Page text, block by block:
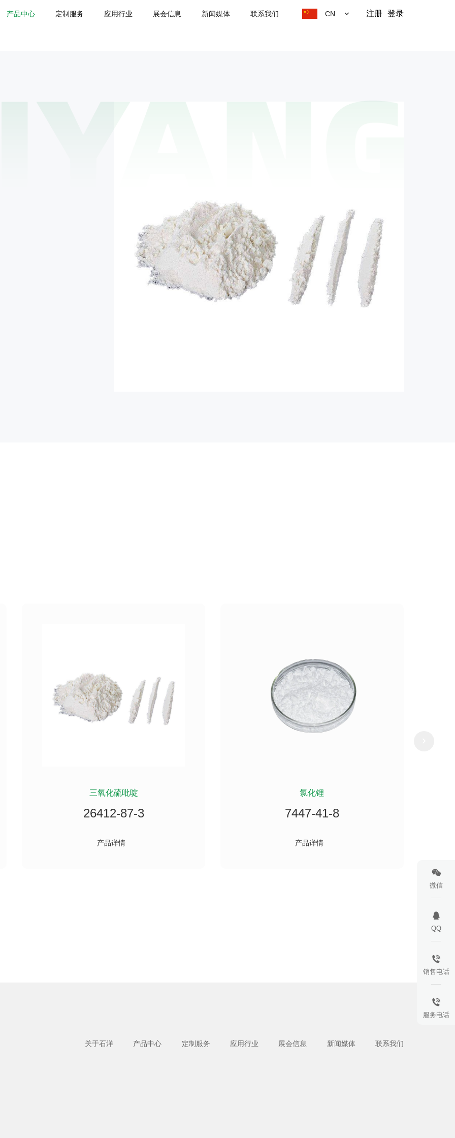
产品中心 定制服务 应用行业 展会信息 新闻媒体 联系我们 CN 注册 登录
三氧化硫吡啶
26412-87-3
产品详情
氯化锂
7447-41-8
产品详情
关于石洋 产品中心 定制服务 应用行业 展会信息 新闻媒体 联系我们
微信
QQ
销售电话
服务电话